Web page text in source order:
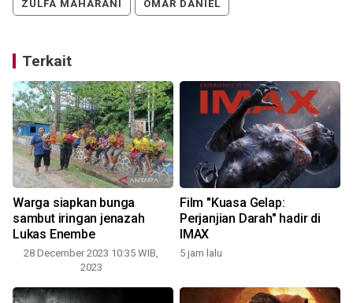
ZULFA MAHARANI OMAR DANIEL
Terkait
Warga siapkan bunga
sambut iringan jenazah
Lukas Enembe
28 December 2023 10:35 WIB,
2023
Film "Kuasa Gelap:
Perjanjian Darah" hadir di
IMAX
5 jam lalu